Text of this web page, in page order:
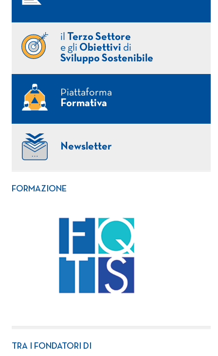
il
Terzo Settore
e gli Obiettivi di
Sviluppo Sostenibile
Piattaforma
Formativa
Newsletter
FORMAZIONE
TRA I FONDATORI DI